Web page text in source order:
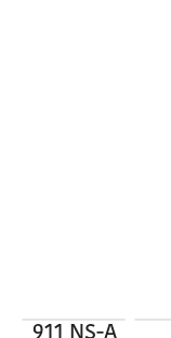
911 NS-A